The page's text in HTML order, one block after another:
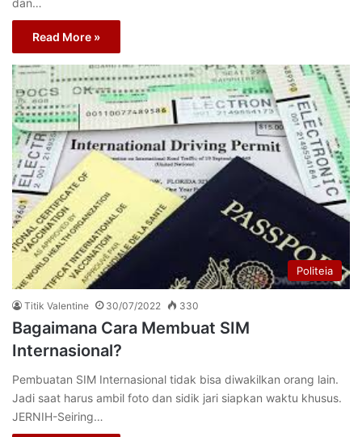
Read More »
Politeia
Titik Valentine 30/07/2022 330
Bagaimana Cara Membuat SIM
Internasional?
Pembuatan SIM Internasional tidak bisa diwakilkan orang lain.
Jadi saat harus ambil foto dan sidik jari siapkan waktu khusus.
JERNIH-Seiring…